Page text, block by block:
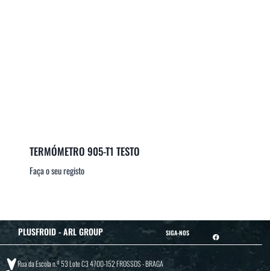
TERMÓMETRO 905-T1 TESTO
Faça o seu registo
PLUSFROID - ARL GROUP SIGA-NOS
Rua da Escola n.º 53 Lote C3 4700-152 FROSSOS - BRAGA